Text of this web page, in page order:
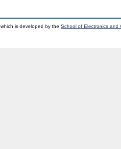
which is developed by theSchool of Electronics and